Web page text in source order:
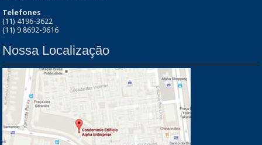
Telefones
(11) 4196-3622
(11) 9 8692-9616
Nossa Localização